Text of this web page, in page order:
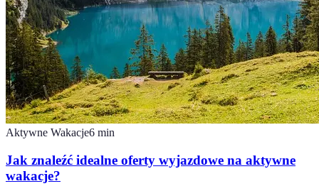
Aktywne Wakacje6 min
Jak znaleźć idealne oferty wyjazdowe na aktywne
wakacje?